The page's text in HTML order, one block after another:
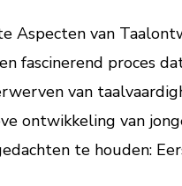
Aspecten van
fascinerend proces
van
ontwikkeling van
te houden: